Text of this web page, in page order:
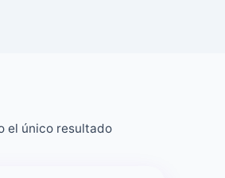
el único resultado